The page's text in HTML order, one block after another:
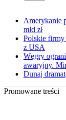
Amerykanie
mld zł
Polskie firmy
z USA
Węgry
awaryjny.
Dunaj
Promowane treści